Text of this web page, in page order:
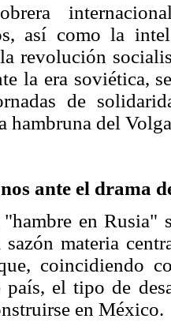
así como la
revolución
la era soviética,
de
hambruna del
ante el drama
en Rusia"
sazón materia
coincidiendo
país, el tipo de
en México.